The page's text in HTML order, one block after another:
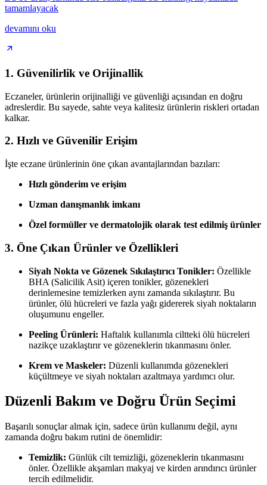
tamamlayacak
devamını oku
1. Güvenilirlik ve Orijinallik
Eczaneler, ürünlerin orijinalliği ve güvenliği açısından en doğru
adreslerdir. Bu sayede, sahte veya kalitesiz ürünlerin riskleri ortadan
kalkar.
2. Hızlı ve Güvenilir Erişim
İşte eczane ürünlerinin öne çıkan avantajlarından bazıları:
Hızlı gönderim ve erişim
Uzman danışmanlık imkanı
Özel formüller ve dermatolojik olarak test edilmiş ürünler
3. Öne Çıkan Ürünler ve Özellikleri
Siyah Nokta ve Gözenek Sıkılaştırıcı Tonikler: Özellikle
BHA (Salicilik Asit) içeren tonikler, gözenekleri
derinlemesine temizlerken aynı zamanda sıkılaştırır. Bu
ürünler, ölü hücreleri ve fazla yağı gidererek siyah noktaların
oluşumunu engeller.
Peeling Ürünleri: Haftalık kullanımla ciltteki ölü hücreleri
nazikçe uzaklaştırır ve gözeneklerin tıkanmasını önler.
Krem ve Maskeler: Düzenli kullanımda gözenekleri
küçültmeye ve siyah noktaları azaltmaya yardımcı olur.
Düzenli Bakım ve Doğru Ürün Seçimi
Başarılı sonuçlar almak için, sadece ürün kullanımı değil, aynı
zamanda doğru bakım rutini de önemlidir:
Temizlik: Günlük cilt temizliği, gözeneklerin tıkanmasını
önler. Özellikle akşamları makyaj ve kirden arındırıcı ürünler
tercih edilmelidir.